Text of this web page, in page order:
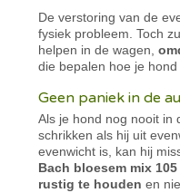
De verstoring van de
fysiek probleem. Toch
helpen in de wagen,
die bepalen hoe je
Geen paniek in de
Als je hond nog nooit in
schrikken als hij uit
evenwicht is, kan hij
Bach bloesem mix
rustig te houden en